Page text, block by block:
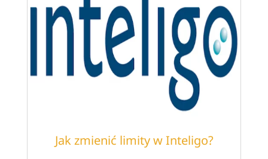
Jak zmienić limity w Inteligo?